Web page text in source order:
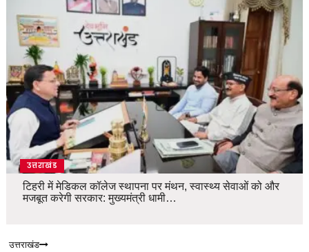
उत्तराखंड
टिहरी में मेडिकल कॉलेज स्थापना पर मंथन, स्वास्थ्य सेवाओं को और
मजबूत करेगी सरकार: मुख्यमंत्री धामी…
उत्तराखंड